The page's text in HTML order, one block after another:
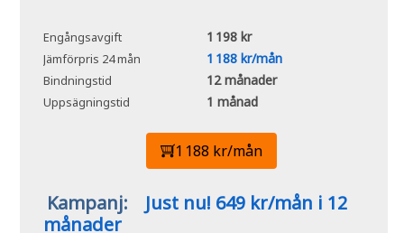
Engångsavgift 1 198 kr
Jämförpris 24 mån 1 188 kr/mån
Bindningstid 12 månader
Uppsägningstid 1 månad
1 188 kr/mån
Kampanj:
Just nu! 649 kr/mån i 12
månader